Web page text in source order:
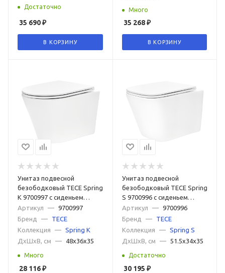
Достаточно
35 690₽
В КОРЗИНУ
Много
35 268₽
В КОРЗИНУ
Унитаз подвесной
безободковый TECE Spring
K 9700997 с сиденьем
микролифт
Артикул — 9700997
Бренд
—
TECE
Коллекция
— Spring K
ДxШxВ, см
— 48x36x35
Много
28 116₽
Унитаз подвесной
безободковый TECE Spring
S 9700996 с сиденьем
микролифт
Артикул —
9700996
Бренд
—
TECE
Коллекция
—
Spring S
ДxШxВ, см
— 51.5x34x35
Достаточно
30 195 ₽